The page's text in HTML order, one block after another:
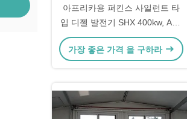
아프리카용 퍼킨스 사일런트 타
입 디젤 발전기 SHX 400kw, ATS
옵션, 슈퍼 방음 및 오픈 프레임
가장 좋은 가격 을 구하라